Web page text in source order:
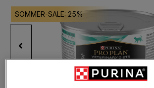
SOMMER-SALE: 25%